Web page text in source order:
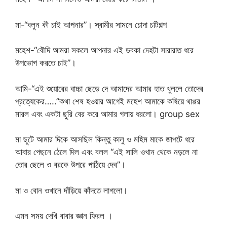
মা-“বলুন কী চাই আপনার”। স্বামীর সামনে চোদা চটিগল্প
মহেশ-“বৌদি আমরা সকলে আপনার এই ডবকা দেহটা সারারাত ধরে
উপভোগ করতে চাই”।
আমি-“এই শুয়োরের বাচ্চা ছেড়ে দে আমাদের আমার হাত খুললে তোদের
প্রত্যেকের…..”কথা শেষ হওয়ার আগেই মহেশ আমাকে কষিয়ে থাপ্পর
মারল এবং একটা ছুরি বের করে আমার গলায় ধরলো। group sex
মা ছুটে আমার দিকে আসছিল কিন্তু কালু ও মহিম মাকে জাপটে ধরে
আবার পেছনে ঠেলে দিল এবং বলল “এই সালি ওখান থেকে নড়লে না
তোর ছেলে ও বরকে উপরে পাঠিয়ে দেব”।
মা ও বোন ওখানে দাঁড়িয়ে কাঁদতে লাগলো।
এমন সময় দেখি বাবার জ্ঞান ফিরল ।